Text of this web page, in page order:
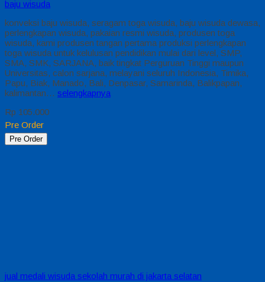
baju wisuda
konveksi baju wisuda, seragam toga wisuda, baju wisuda dewasa,
perlengkapan wisuda, pakaian resmi wisuda, produsen toga
wisuda, kami produsen tangan pertama produksi perlengkapan
toga wisuda untuk kelulusan pendidikan mulai dari level, SMP,
SMA, SMK, SARJANA, baik tingkat Perguruan Tinggi maupun
Universitas, calon sarjana, melayani seluruh Indonesia, Timika,
Papu, Biak, Manado, Bali, Denpasar, Samarinda, Balikpapan,
kalimantan… selengkapnya
Rp 105.000
Pre Order
Pre Order
jual medali wisuda sekolah murah di jakarta selatan